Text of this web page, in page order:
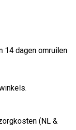
14 dagen omruilen
(NL &